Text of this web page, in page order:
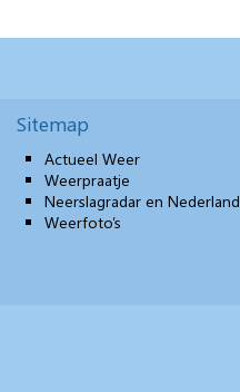
Sitemap
Actueel Weer
Weerpraatje
Neerslagradar en Nederland
Weerfoto’s